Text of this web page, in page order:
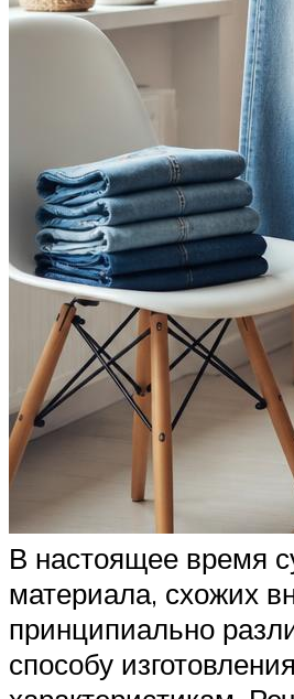
В настоящее время
материала, схожих
принципиально
способу